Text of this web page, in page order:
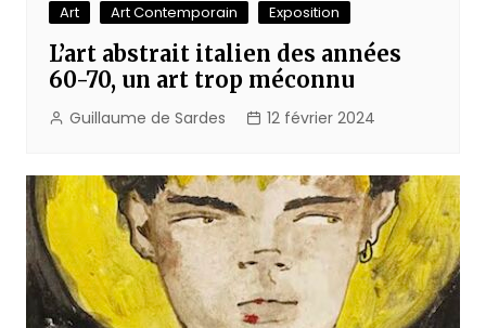
Art Art Contemporain Exposition
L’art abstrait italien des années
60-70, un art trop méconnu
Guillaume de Sardes 12 février 2024